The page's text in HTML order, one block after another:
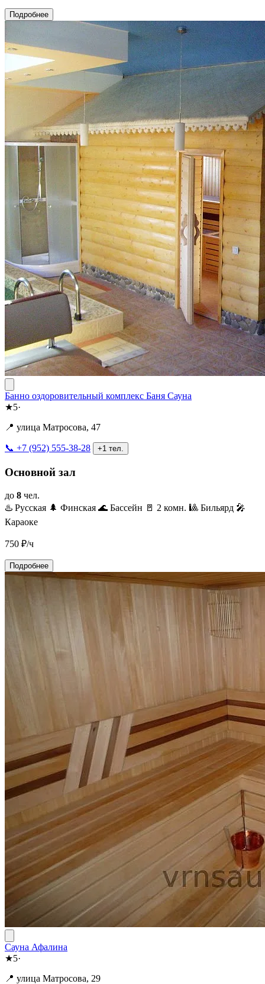
Подробнее
Банно оздоровительный комплекс Баня Сауна
★5·
📍 улица Матросова, 47
📞 +7 (952) 555-38-28 +1 тел.
Основной зал
до 8 чел.
♨️ Русская 🌲 Финская 🌊 Бассейн 🚪 2 комн. 🎱 Бильярд 🎤
Караоке
750 ₽/ч
Подробнее
Сауна Афалина
★5·
📍 улица Матросова, 29